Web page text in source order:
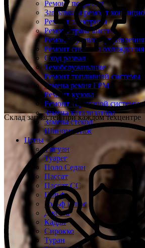
Ремонт подвески
Заправка и ремонт
Ремонт электрики
Ремонт трансмиссии
Ремонт рулевого управления
Ремонт системы охлаждения
Сход развал
Техобслуживание
Ремонт топливной системы
Замена ремня ГРМ
Ремонт кузова
Ремонт тормозной системы
Замена катализатора
Замена стекол
Шиномонтаж
Цены
Тигуан
Туарег
Поло Седан
Пассат
Пассат СС
Гольф
Гольф Плюс
Джетта
Кадди
Сирокко
Туран
Склад запчастей при каждом техцентре